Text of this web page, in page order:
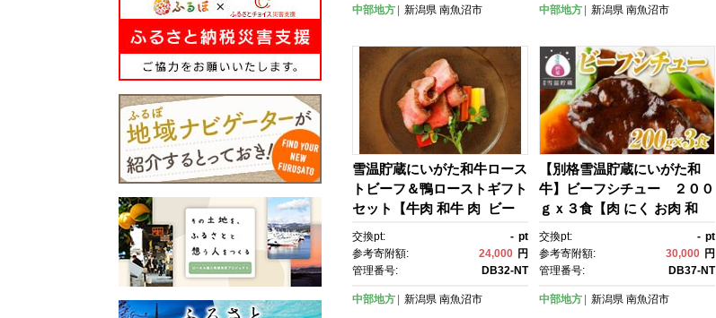
凍 500ｇ】
中部地方 新潟県 南魚沼市 中部地方 新潟県 南魚沼市
雪温貯蔵にいがた和牛ロース
トビーフ＆鴨ローストギフト
セット【牛肉 和牛 肉 ビー
フ ローストビーフ 合鴨 ロー
ス スモーク 国産 熟成 ギフ
ト セット】
交換pt: - pt
参考寄附額:
24,000 円
管理番号:
DB32-NT
中部地方 新潟県 南魚沼市
【別格雪温貯蔵にいがた和
牛】ビーフシチュー ２００
ｇｘ３食【肉 にく お肉 和
牛 牛肉 熟成肉 シチュー ビー
フ 煮込み ブランド セット 食
品】
交換pt: - pt
参考寄附額:
30,000 円
管理番号:
DB37-NT
中部地方 新潟県 南魚沼市